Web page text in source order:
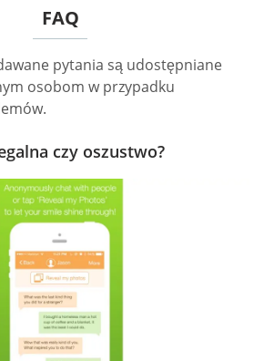
FAQ
pytania są udostępniane
osobom w przypadku
czy oszustwo?